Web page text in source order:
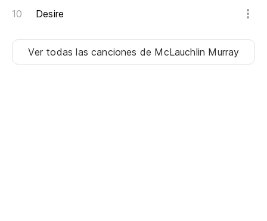
Desire
Ver todas las canciones de McLauchlin Murray